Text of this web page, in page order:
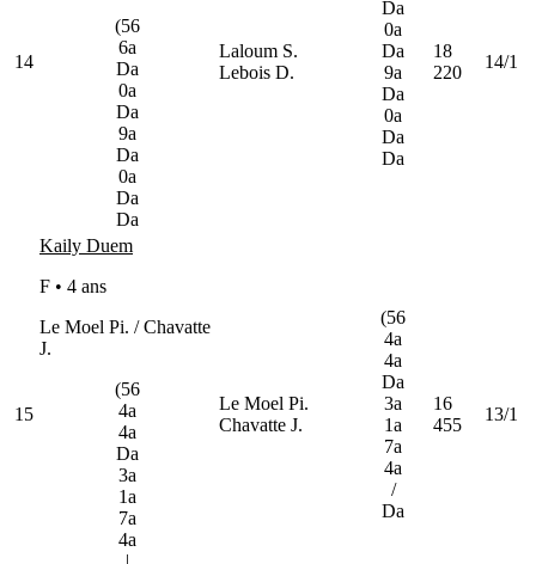
14
(56
6a
Da
0a
Da
9a
Da
0a
Da
Da
Laloum S.
Lebois D.
Da
0a
Da
9a
Da
0a
Da
Da
18
220
14/1
15
Kaily Duem
F • 4 ans
Le Moel Pi. / Chavatte
J.
(56
4a
4a
Da
3a
1a
7a
4a
Le Moel Pi.
Chavatte J.
(56
4a
4a
Da
3a
1a
7a
4a
/
Da
16
455
13/1